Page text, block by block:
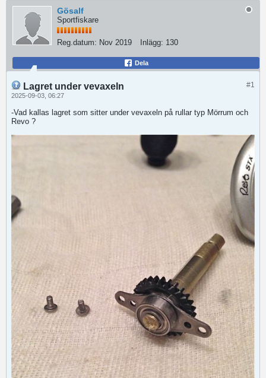
Gösalf
Sportfiskare
Reg.datum: Nov 2019 Inlägg: 130
Dela
#1
Lagret under vevaxeln
2025-09-03, 06:27
-Vad kallas lagret som sitter under vevaxeln på rullar typ Mörrum och
Revo ?